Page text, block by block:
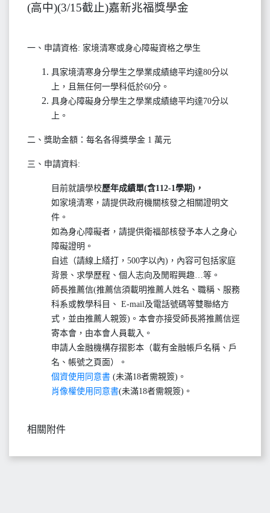
(高中)(3/15截止)嘉新兆福獎學金
一、申請資格: 家境清寒或身心障礙資格之學生
具家境清寒身分學生之學業成績總平均達80分以
上，且無任何一學科低於60分。
具身心障礙身分學生之學業成績總平均達70分以
上。
二、獎助金額：每名各得獎學金 1 萬元
三、申請資料:
目前就讀學校歷年成績單(含112-1學期)，
如家境清寒，請提供政府機關核發之相關證明文
件。
如為身心障礙者，請提供衛福部核發予本人之身心
障礙證明。
自述（請線上繕打，500字以內)，內容可包括家庭
背景、求學歷程、個人志向及閒暇興趣…等。
師長推薦信(推薦信須載明推薦人姓名、職稱、服務
科系或教學科目、 E-mail及電話號碼等雙聯絡方
式，並由推薦人親簽)。本會亦接受師長將推薦信逕
寄本會，由本會人員載入。
申請人金融機構存摺影本（載有金融帳戶名稱、戶
名、帳號之頁面）。
個資使用同意書 (未滿18者需親簽)。
肖像權使用同意書(未滿18者需親簽)。
相關附件